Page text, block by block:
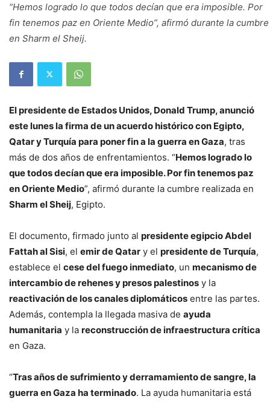
“Hemos logrado lo que todos decían que era imposible. Por
fin tenemos paz en Oriente Medio”, afirmó durante la cumbre
en Sharm el Sheij.
El presidente de Estados Unidos, Donald Trump, anunció
este lunes la firma de un acuerdo histórico con Egipto,
Qatar y Turquía para poner fin a la guerra en Gaza, tras
más de dos años de enfrentamientos. “Hemos logrado lo
que todos decían que era imposible. Por fin tenemos paz
en Oriente Medio”, afirmó durante la cumbre realizada en
Sharm el Sheij, Egipto.
El documento, firmado junto al presidente egipcio Abdel
Fattah al Sisi, el emir de Qatar y el presidente de Turquía,
establece el cese del fuego inmediato, un mecanismo de
intercambio de rehenes y presos palestinos y la
reactivación de los canales diplomáticos entre las partes.
Además, contempla la llegada masiva de ayuda
humanitaria y la reconstrucción de infraestructura crítica
en Gaza.
“Tras años de sufrimiento y derramamiento de sangre, la
guerra en Gaza ha terminado. La ayuda humanitaria está